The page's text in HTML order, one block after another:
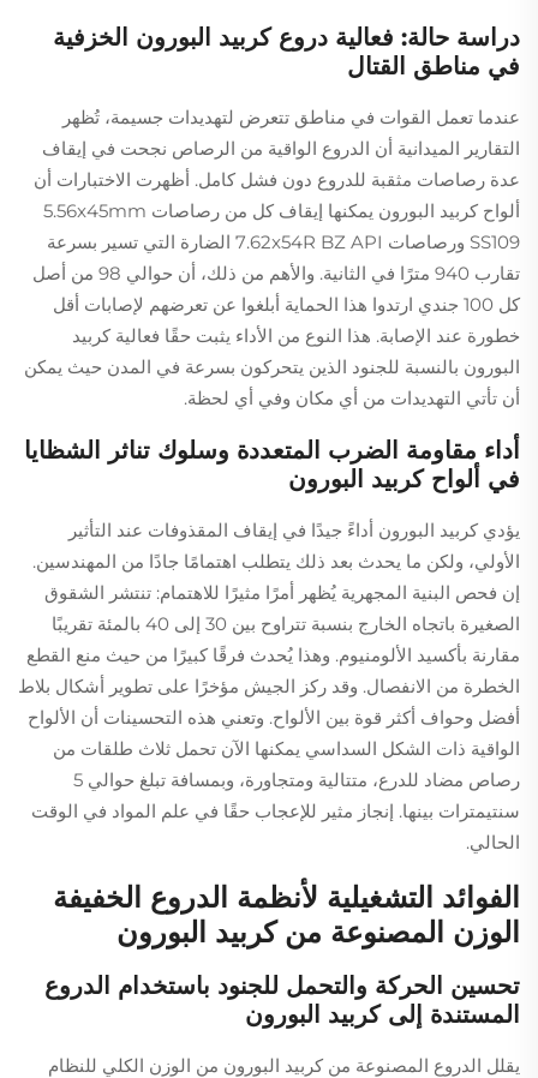
دراسة حالة: فعالية دروع كربيد البورون الخزفية
في مناطق القتال
عندما تعمل القوات في مناطق تتعرض لتهديدات جسيمة، تُظهر
التقارير الميدانية أن الدروع الواقية من الرصاص نجحت في إيقاف
عدة رصاصات مثقبة للدروع دون فشل كامل. أظهرت الاختبارات أن
ألواح كربيد البورون يمكنها إيقاف كل من رصاصات 5.56x45mm
SS109 ورصاصات 7.62x54R BZ API الضارة التي تسير بسرعة
تقارب 940 مترًا في الثانية. والأهم من ذلك، أن حوالي 98 من أصل
كل 100 جندي ارتدوا هذا الحماية أبلغوا عن تعرضهم لإصابات أقل
خطورة عند الإصابة. هذا النوع من الأداء يثبت حقًا فعالية كربيد
البورون بالنسبة للجنود الذين يتحركون بسرعة في المدن حيث يمكن
أن تأتي التهديدات من أي مكان وفي أي لحظة.
أداء مقاومة الضرب المتعددة وسلوك تناثر الشظايا
في ألواح كربيد البورون
يؤدي كربيد البورون أداءً جيدًا في إيقاف المقذوفات عند التأثير
الأولي، ولكن ما يحدث بعد ذلك يتطلب اهتمامًا جادًا من المهندسين.
إن فحص البنية المجهرية يُظهر أمرًا مثيرًا للاهتمام: تنتشر الشقوق
الصغيرة باتجاه الخارج بنسبة تتراوح بين 30 إلى 40 بالمئة تقريبًا
مقارنة بأكسيد الألومنيوم. وهذا يُحدث فرقًا كبيرًا من حيث منع القطع
الخطرة من الانفصال. وقد ركز الجيش مؤخرًا على تطوير أشكال بلاط
أفضل وحواف أكثر قوة بين الألواح. وتعني هذه التحسينات أن الألواح
الواقية ذات الشكل السداسي يمكنها الآن تحمل ثلاث طلقات من
رصاص مضاد للدرع، متتالية ومتجاورة، وبمسافة تبلغ حوالي 5
سنتيمترات بينها. إنجاز مثير للإعجاب حقًا في علم المواد في الوقت
الحالي.
الفوائد التشغيلية لأنظمة الدروع الخفيفة
الوزن المصنوعة من كربيد البورون
تحسين الحركة والتحمل للجنود باستخدام الدروع
المستندة إلى كربيد البورون
يقلل الدروع المصنوعة من كربيد البورون من الوزن الكلي للنظام